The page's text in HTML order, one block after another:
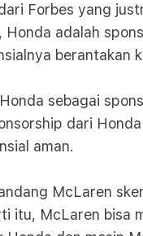
Forbes yang
Honda adalah
berantakan
sebagai
dari
aman.
McLaren
itu, McLaren bisa